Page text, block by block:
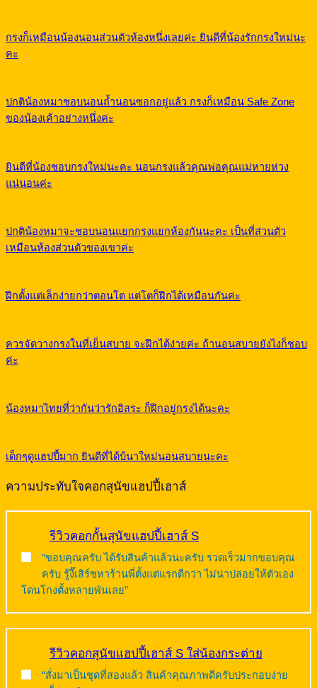
กรงก็เหมือนน้องนอนส่วนตัวห้องหนึ่งเลยค่ะ ยินดีที่น้องรักกรงใหม่นะ
คะ
ปกติน้องหมาชอบนอนถ้ำนอนซอกอยู่แล้ว กรงก็เหมือน Safe Zone
ของน้องเค้าอย่างหนึ่งค่ะ
ยินดีที่น้องชอบกรงใหม่นะคะ นอนกรงแล้วคุณพ่อคุณแม่หายห่วง
แน่นอนค่ะ
ปกติน้องหมาจะชอบนอนแยกกรงแยกห้องกันนะคะ เป็นที่ส่วนตัว
เหมือนห้องส่วนตัวของเขาค่ะ
ฝึกตั้งแต่เล็กง่ายกว่าตอนโต แต่โตก็ฝึกได้เหมือนกันค่ะ
ควรจัดวางกรงในที่เย็นสบาย จะฝึกได้ง่ายค่ะ ถ้านอนสบายยังไงก็ชอบ
ค่ะ
น้องหมาไทยที่ว่ากันว่ารักอิสระ ก็ฝึกอยู่กรงได้นะคะ
เด็กๆดูแฮปปี้มาก ยินดีที่ได้บ้นาใหม่นอนสบายนะคะ
ความประทับใจคอกสุนัขแฮปปี้เฮาส์
รีวิวคอกกั้นสุนัขแฮปปี้เฮาส์ S
“ขอบคุณครับ ได้รับสินค้าแล้วนะครับ รวดเร็วมากขอบคุณ
ครับ รู้งี๊เสิร์ชหาร้านพี่ตั้งแต่แรกดีกว่า ไม่น่าปล่อยให้ตัวเอง
โดนโกงตั้งหลายพันเลย”
รีวิวคอกสุนัขแฮปปี้เฮาส์ S ใส่น้องกระต่าย
“สั่งมาเป็นชุดที่สองแล้ว สินค้าคุณภาพดีครับประกอบง่าย